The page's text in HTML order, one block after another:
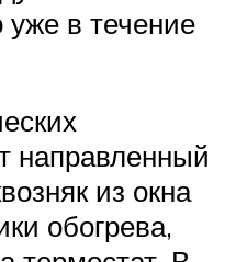
уже в течение
направленный
из окна
обогрева,